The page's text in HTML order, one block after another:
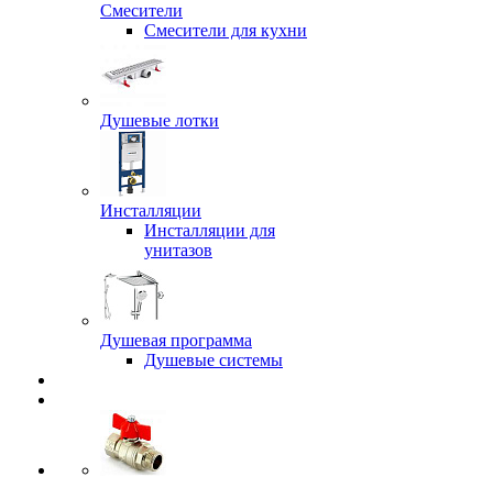
Смесители
Смесители для кухни
Душевые лотки
Инсталляции
Инсталляции для
унитазов
Душевая программа
Душевые системы